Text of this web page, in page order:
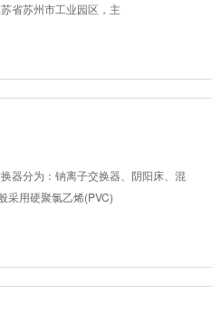
省苏州市工业园区，主
器分为：钠离子交换器、阴阳床、混
采用硬聚氯乙烯(PVC)